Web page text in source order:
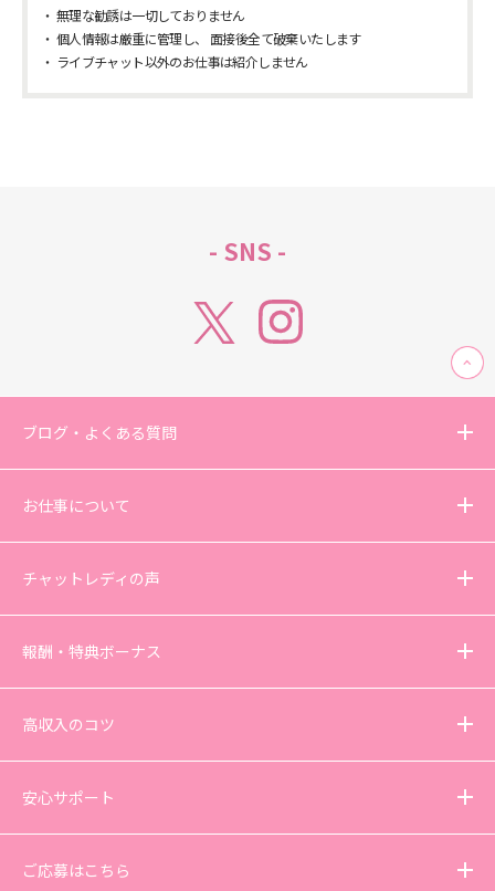
無理な勧誘は一切しておりません
個人情報は厳重に管理し、 面接後全て破棄いたします
ライブチャット以外のお仕事は紹介しません
- SNS -
ブログ・よくある質問
お仕事について
チャットレディの声
報酬・特典ボーナス
高収入のコツ
安心サポート
ご応募はこちら